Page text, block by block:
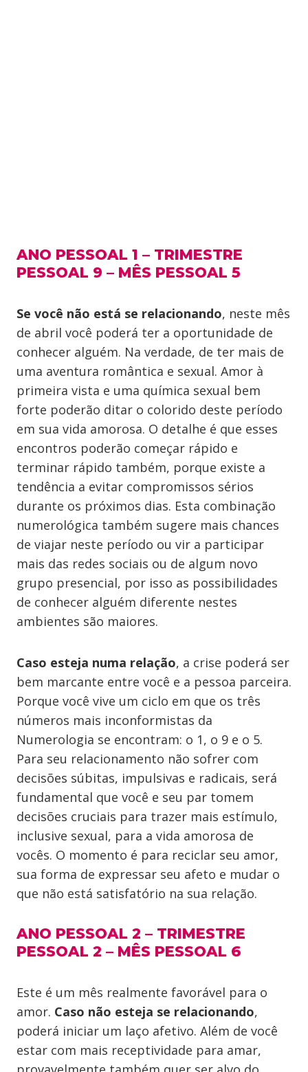
ANO PESSOAL 1 – TRIMESTRE
PESSOAL 9 – MÊS PESSOAL 5
Se você não está se relacionando, neste mês
de abril você poderá ter a oportunidade de
conhecer alguém. Na verdade, de ter mais de
uma aventura romântica e sexual. Amor à
primeira vista e uma química sexual bem
forte poderão ditar o colorido deste período
em sua vida amorosa. O detalhe é que esses
encontros poderão começar rápido e
terminar rápido também, porque existe a
tendência a evitar compromissos sérios
durante os próximos dias. Esta combinação
numerológica também sugere mais chances
de viajar neste período ou vir a participar
mais das redes sociais ou de algum novo
grupo presencial, por isso as possibilidades
de conhecer alguém diferente nestes
ambientes são maiores.
Caso esteja numa relação, a crise poderá ser
bem marcante entre você e a pessoa parceira.
Porque você vive um ciclo em que os três
números mais inconformistas da
Numerologia se encontram: o 1, o 9 e o 5.
Para seu relacionamento não sofrer com
decisões súbitas, impulsivas e radicais, será
fundamental que você e seu par tomem
decisões cruciais para trazer mais estímulo,
inclusive sexual, para a vida amorosa de
vocês. O momento é para reciclar seu amor,
sua forma de expressar seu afeto e mudar o
que não está satisfatório na sua relação.
ANO PESSOAL 2 – TRIMESTRE
PESSOAL 2 – MÊS PESSOAL 6
Este é um mês realmente favorável para o
amor. Caso não esteja se relacionando,
poderá iniciar um laço afetivo. Além de você
estar com mais receptividade para amar,